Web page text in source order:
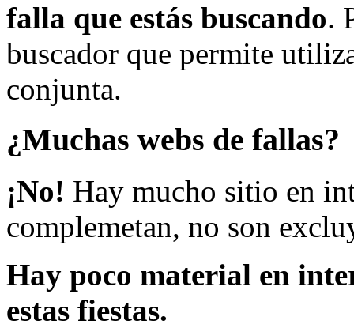
falla que estás buscando.
buscador que permite
conjunta.
¿Muchas webs de fallas?
¡No! Hay mucho sitio en
complemetan, no son
Hay poco material en
estas fiestas.